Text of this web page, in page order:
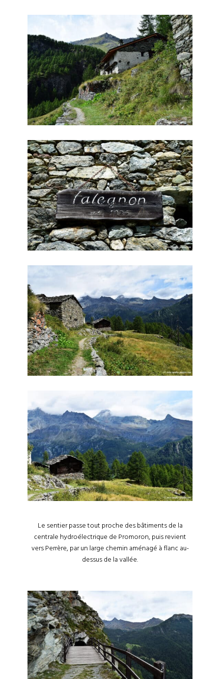
Le sentier passe tout proche des bâtiments de la
centrale hydroélectrique de Promoron, puis revient
vers Perrère, par un large chemin aménagé à flanc au-
dessus de la vallée.